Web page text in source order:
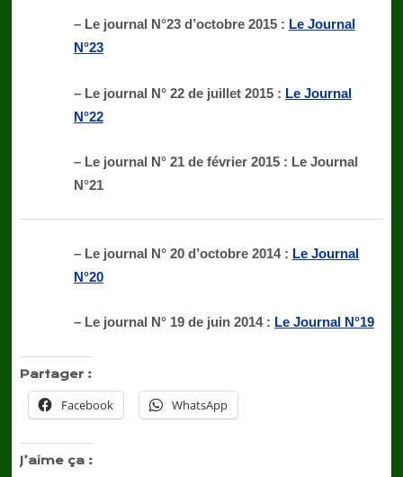
– Le journal N°23 d’octobre 2015 : Le Journal
N°23
– Le journal N° 22 de juillet 2015 : Le Journal
N°22
– Le journal N° 21 de février 2015 : Le Journal
N°21
– Le journal N° 20 d’octobre 2014 : Le Journal
N°20
– Le journal N° 19 de juin 2014 : Le Journal N°19
Partager :
Facebook WhatsApp
J’aime ça :